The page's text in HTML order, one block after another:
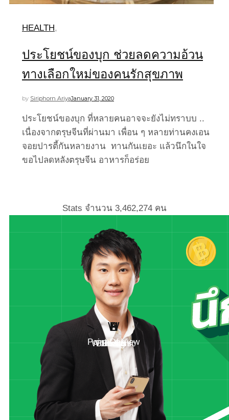
HEALTH,
ประโยชน์ของบุก ช่วยลดความอ้วน
ทางเลือกใหม่ของคนรักสุขภาพ
by Siriphorn AriyaJanuary 31, 2020
ประโยชน์ของบุก ที่หลายคนอาจจะยังไม่ทราบบ ..
เนื่องจากตรุษจีนที่ผ่านมา เพื่อน ๆ หลายท่านคงเอน
จอยปารตี้กันหลายงาน ทานกันเยอะ แล้วนึกในใจ
ขอไปลดหลังตรุษจีน อาหารก็อร่อย
Stats จำนวน 3,462,274 คน
H
Health
B
Business
S
Social
L
Living
P
Point Of View
W
Work Clinic